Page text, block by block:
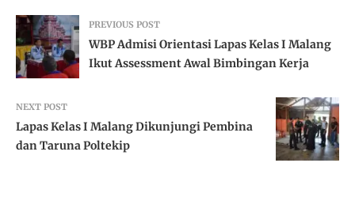
PREVIOUS POST
WBP Admisi Orientasi Lapas Kelas I Malang
Ikut Assessment Awal Bimbingan Kerja
NEXT POST
Lapas Kelas I Malang Dikunjungi Pembina
dan Taruna Poltekip